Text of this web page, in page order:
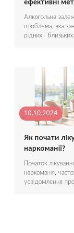
ефективні
Алкогольна
проблема, яка
рідних і
10.10.2024
Як почати
наркоманії?
Початок
наркоманія,
усвідомлення